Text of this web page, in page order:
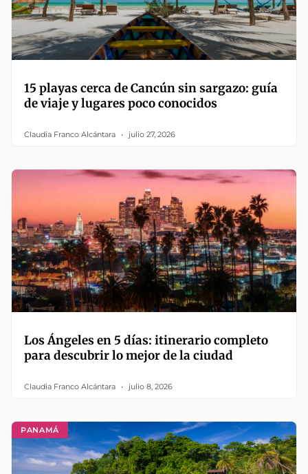
15 playas cerca de Cancún sin sargazo: guía
de viaje y lugares poco conocidos
Claudia Franco Alcántara julio 27, 2026
Los Ángeles en 5 días: itinerario completo
para descubrir lo mejor de la ciudad
Claudia Franco Alcántara julio 8, 2026
PANAMÁ